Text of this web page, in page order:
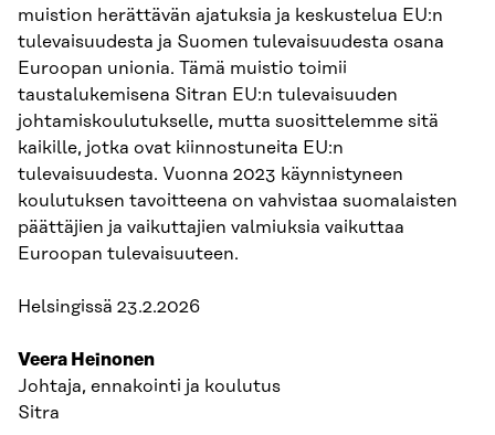
muistion herättävän ajatuksia ja keskustelua EU:n
tulevaisuudesta ja Suomen tulevaisuudesta osana
Euroopan unionia. Tämä muistio toimii
taustalukemisena Sitran EU:n tulevaisuuden
johtamiskoulutukselle, mutta suosittelemme sitä
kaikille, jotka ovat kiinnostuneita EU:n
tulevaisuudesta. Vuonna 2023 käynnistyneen
koulutuksen tavoitteena on vahvistaa suomalaisten
päättäjien ja vaikuttajien valmiuksia vaikuttaa
Euroopan tulevaisuuteen.
Helsingissä 23.2.2026
Veera Heinonen
Johtaja, ennakointi ja koulutus
Sitra